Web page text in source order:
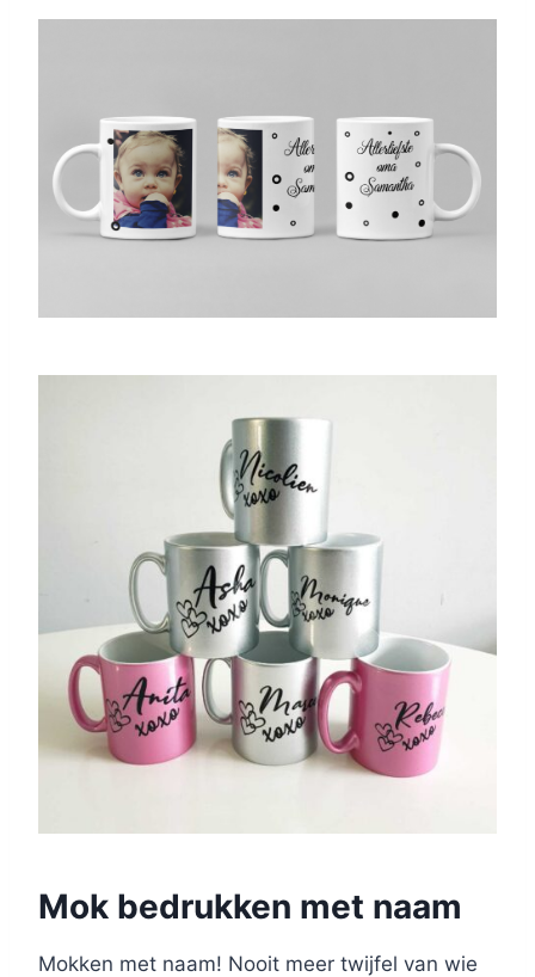
Mok bedrukken met naam
Mokken met naam! Nooit meer twijfel van wie